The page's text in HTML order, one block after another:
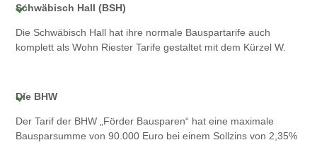
Schwäbisch Hall (BSH)
Die Schwäbisch Hall hat ihre normale Bauspartarife auch
komplett als Wohn Riester Tarife gestaltet mit dem Kürzel W.
Die BHW
Der Tarif der BHW „Förder Bausparen“ hat eine maximale
Bausparsumme von 90.000 Euro bei einem Sollzins von 2,35%